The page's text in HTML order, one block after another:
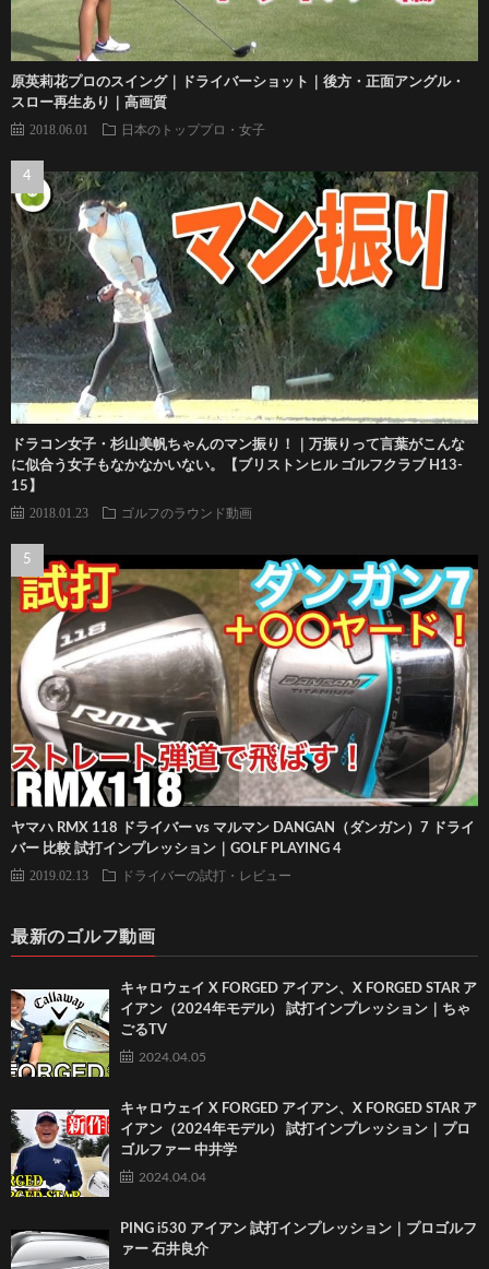
原英莉花プロのスイング｜ドライバーショット｜後方・正面アングル・
スロー再生あり｜高画質
2018.06.01 日本のトッププロ・女子
ドラコン女子・杉山美帆ちゃんのマン振り！｜万振りって言葉がこんな
に似合う女子もなかなかいない。【ブリストンヒル ゴルフクラブ H13-
15】
2018.01.23 ゴルフのラウンド動画
ヤマハ RMX 118 ドライバー vs マルマン DANGAN（ダンガン）7 ドライ
バー 比較 試打インプレッション｜GOLF PLAYING 4
2019.02.13 ドライバーの試打・レビュー
最新のゴルフ動画
キャロウェイ X FORGED アイアン、X FORGED STAR ア
イアン（2024年モデル） 試打インプレッション｜ちゃ
ごるTV
2024.04.05
キャロウェイ X FORGED アイアン、X FORGED STAR ア
イアン（2024年モデル） 試打インプレッション｜プロ
ゴルファー 中井学
2024.04.04
PING i530 アイアン 試打インプレッション｜プロゴルフ
ァー 石井良介